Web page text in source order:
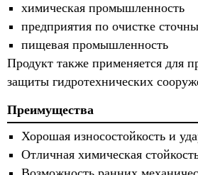
химическая промышленность
предприятия по очистке
пищевая промышленность
Продукт также применяется для
защиты гидротехнических
Преимущества
Хорошая износостойкость и
Отличная химическая